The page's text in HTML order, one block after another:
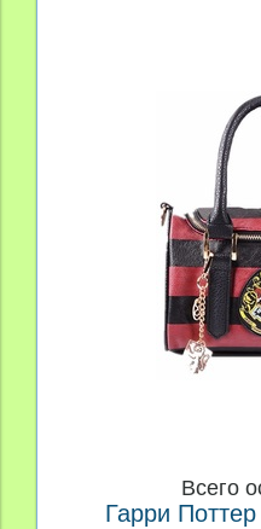
Всего
Гарри